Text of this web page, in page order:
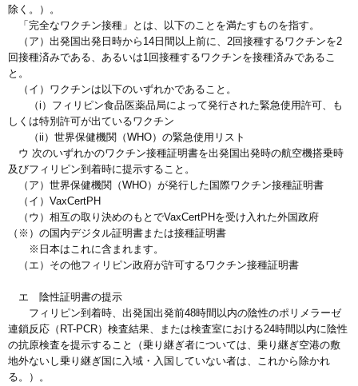
除く。）。
「完全なワクチン接種」とは、以下のことを満たすものを指す。
（ア）出発国出発日時から14日間以上前に、2回接種するワクチンを2
回接種済みである、あるいは1回接種するワクチンを接種済みであるこ
と。
（イ）ワクチンは以下のいずれかであること。
（i）フィリピン食品医薬品局によって発行された緊急使用許可、も
しくは特別許可が出ているワクチン
（ii）世界保健機関（WHO）の緊急使用リスト
ウ 次のいずれかのワクチン接種証明書を出発国出発時の航空機搭乗時
及びフィリピン到着時に提示すること。
（ア）世界保健機関（WHO）が発行した国際ワクチン接種証明書
（イ）VaxCertPH
（ウ）相互の取り決めのもとでVaxCertPHを受け入れた外国政府
（※）の国内デジタル証明書または接種証明書
※日本はこれに含まれます。
（エ）その他フィリピン政府が許可するワクチン接種証明書
エ 陰性証明書の提示
フィリピン到着時、出発国出発前48時間以内の陰性のポリメラーゼ
連鎖反応（RT-PCR）検査結果、または検査室における24時間以内に陰性
の抗原検査を提示すること（乗り継ぎ者については、乗り継ぎ空港の敷
地外ないし乗り継ぎ国に入域・入国していない者は、これから除かれ
る。）。